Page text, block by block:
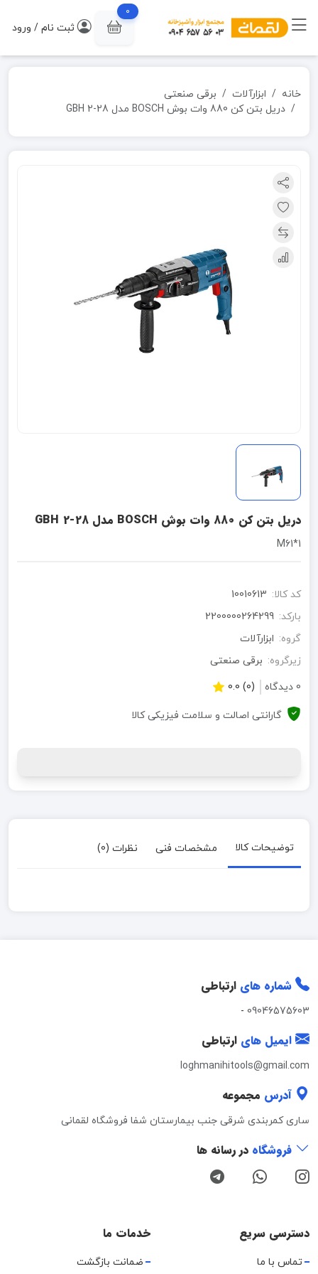
0
ثبت نام / ورود
خانه ابزارآلات
برقی صنعتی
دریل بتن کن 880 وات بوش BOSCH مدل GBH 2-28
دریل بتن کن 880 وات بوش BOSCH مدل GBH 2-28
1*M61
کد کالا: 10010613
بارکد: 2200000264299
گروه: ابزارآلات
زیرگروه: برقی صنعتی
0 دیدگاه
(0) 0.0
گارانتی اصالت و سلامت فیزیکی کالا
توضیحات کالا مشخصات فنی نظرات (0)
شماره های ارتباطی
09046575603
-
ایمیل های ارتباطی
loghmanihitools@gmail.com
آدرس مجموعه
ساری کمربندی شرقی جنب بیمارستان شفا فروشگاه لقمانی
فروشگاه در رسانه ها
دسترسی سریع
تماس با ما
خدمات ما
ضمانت بازگشت